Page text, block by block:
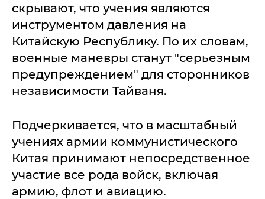
скрывают, что учения являются
инструментом давления на
Китайскую Республику. По их словам,
военные маневры станут "серьезным
предупреждением" для сторонников
независимости Тайваня.
Подчеркивается, что в масштабный
учениях армии коммунистического
Китая принимают непосредственное
участие все рода войск, включая
армию, флот и авиацию.